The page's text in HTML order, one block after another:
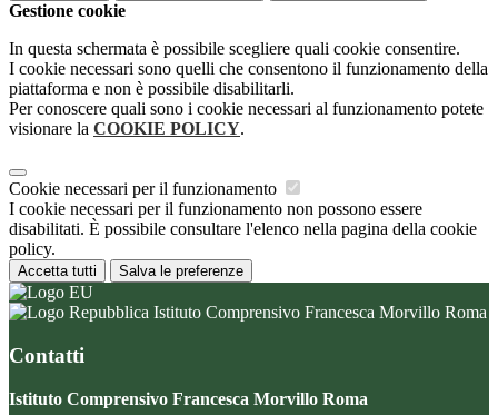
Gestione cookie
In questa schermata è possibile scegliere quali cookie consentire.
I cookie necessari sono quelli che consentono il funzionamento della
piattaforma e non è possibile disabilitarli.
Per conoscere quali sono i cookie necessari al funzionamento potete
visionare la COOKIE POLICY.
Cookie necessari per il funzionamento
I cookie necessari per il funzionamento non possono essere
disabilitati. È possibile consultare l'elenco nella pagina della cookie
policy.
Accetta tutti Salva le preferenze
Istituto Comprensivo Francesca Morvillo Roma
Contatti
Istituto Comprensivo Francesca Morvillo Roma